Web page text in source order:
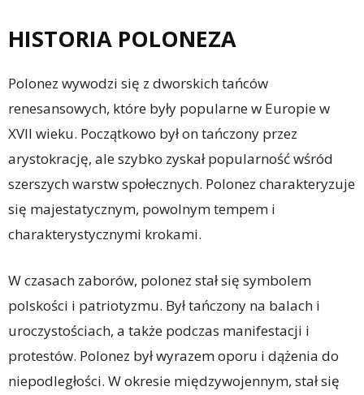
HISTORIA POLONEZA
Polonez wywodzi się z dworskich tańców
renesansowych, które były popularne w Europie w
XVII wieku. Początkowo był on tańczony przez
arystokrację, ale szybko zyskał popularność wśród
szerszych warstw społecznych. Polonez charakteryzuje
się majestatycznym, powolnym tempem i
charakterystycznymi krokami.
W czasach zaborów, polonez stał się symbolem
polskości i patriotyzmu. Był tańczony na balach i
uroczystościach, a także podczas manifestacji i
protestów. Polonez był wyrazem oporu i dążenia do
niepodległości. W okresie międzywojennym, stał się